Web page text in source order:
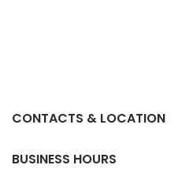
CONTACTS & LOCATION
BUSINESS HOURS